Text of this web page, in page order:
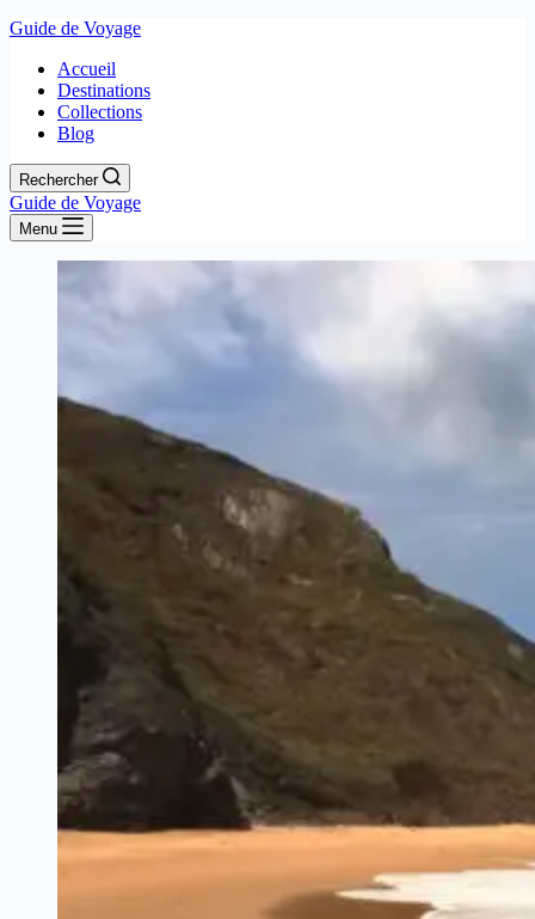
Guide de Voyage
Accueil
Destinations
Collections
Blog
Rechercher
Guide de Voyage
Menu